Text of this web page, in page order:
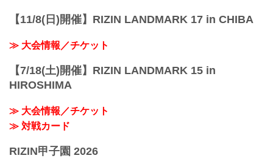
【11/8(日)開催】RIZIN LANDMARK 17 in CHIBA
≫ 大会情報／チケット
【7/18(土)開催】RIZIN LANDMARK 15 in
HIROSHIMA
≫ 大会情報／チケット
≫ 対戦カード
RIZIN甲子園 2026